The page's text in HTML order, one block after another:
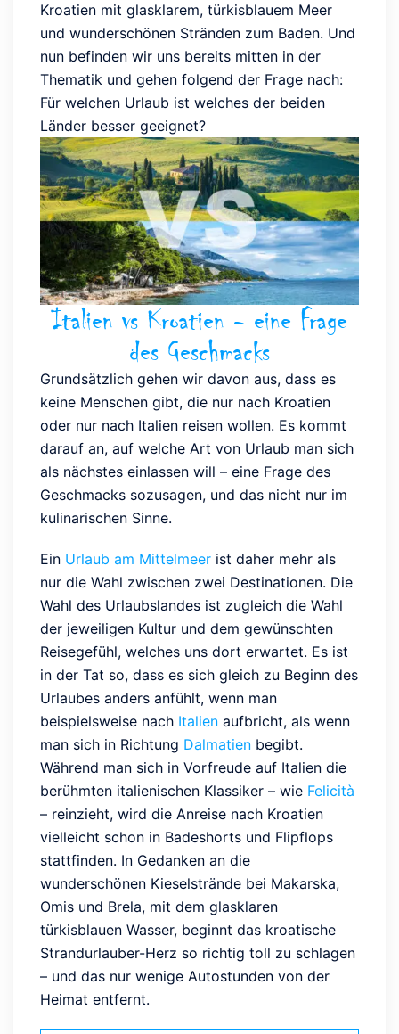
Kroatien mit glasklarem, türkisblauem Meer
und wunderschönen Stränden zum Baden. Und
nun befinden wir uns bereits mitten in der
Thematik und gehen folgend der Frage nach:
Für welchen Urlaub ist welches der beiden
Länder besser geeignet?
Italien vs Kroatien - eine Frage
des Geschmacks
Grundsätzlich gehen wir davon aus, dass es
keine Menschen gibt, die nur nach Kroatien
oder nur nach Italien reisen wollen. Es kommt
darauf an, auf welche Art von Urlaub man sich
als nächstes einlassen will – eine Frage des
Geschmacks sozusagen, und das nicht nur im
kulinarischen Sinne.
Ein Urlaub am Mittelmeer ist daher mehr als
nur die Wahl zwischen zwei Destinationen. Die
Wahl des Urlaubslandes ist zugleich die Wahl
der jeweiligen Kultur und dem gewünschten
Reisegefühl, welches uns dort erwartet. Es ist
in der Tat so, dass es sich gleich zu Beginn des
Urlaubes anders anfühlt, wenn man
beispielsweise nach Italien aufbricht, als wenn
man sich in Richtung Dalmatien begibt.
Während man sich in Vorfreude auf Italien die
berühmten italienischen Klassiker – wie Felicità
– reinzieht, wird die Anreise nach Kroatien
vielleicht schon in Badeshorts und Flipflops
stattfinden. In Gedanken an die
wunderschönen Kieselstrände bei Makarska,
Omis und Brela, mit dem glasklaren
türkisblauen Wasser, beginnt das kroatische
Strandurlauber-Herz so richtig toll zu schlagen
– und das nur wenige Autostunden von der
Heimat entfernt.